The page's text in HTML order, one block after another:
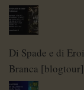
Di Spade e di
Branca [blogtour]